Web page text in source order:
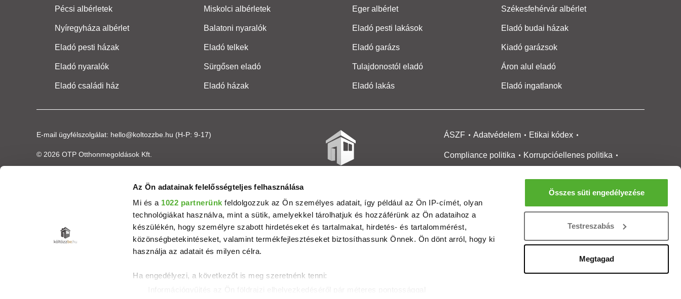
Az Ön adatainak felelősségteljes felhasználása
Mi és a 1022 partnerünk feldolgozzuk az Ön személyes adatait, így például az Ön IP-címét, olyan
technológiákat használva, mint a sütik, amelyekkel tárolhatjuk és hozzáférünk az Ön adataihoz a
készülékén, hogy személyre szabott hirdetéseket és tartalmakat, hirdetés- és tartalommérést,
közönségbetekintéseket, valamint termékfejlesztéseket biztosíthassunk Önnek. Ön dönt arról, hogy ki
használja az adatait és milyen célra.
Ha engedélyezi, a következőt is meg szeretnénk tenni:
Összes süti engedélyezése
Testreszabás
Megtagad
Pécsi albérletek Miskolci albérletek Eger albérlet Székesfehérvár albérlet
Nyíregyháza albérlet Balatoni nyaralók Eladó pesti lakások Eladó budai házak
Eladó pesti házak Eladó telkek Eladó garázs Kiadó garázsok
Eladó nyaralók Sürgősen eladó Tulajdonostól eladó Áron alul eladó
Eladó családi ház Eladó házak Eladó lakás Eladó ingatlanok
E-mail ügyfélszolgálat: hello@koltozzbe.hu (H-P: 9-17)
© 2026 OTP Otthonmegoldások Kft.
ÁSZF Adatvédelem Etikai kódex
Compliance politika Korrupcióellenes politika
Médiaajánlat
Ingatlanközvetítőknek
Magánszemélyeknek
Új építésű lakások
Tartalommoderálási jelentés